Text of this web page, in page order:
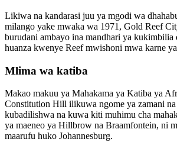
Likiwa na kandarasi juu ya mgodi wa
milango yake mwaka wa 1971, Gold Reef
burudani ambayo ina mandhari ya kukimbilia
huanza kwenye Reef mwishoni mwa karne
Mlima wa katiba
Makao makuu ya Mahakama ya Katiba ya
Constitution Hill ilikuwa ngome ya zamani na
kubadilishwa na kuwa kiti muhimu cha
ya maeneo ya Hillbrow na Braamfontein, ni
maarufu huko Johannesburg.